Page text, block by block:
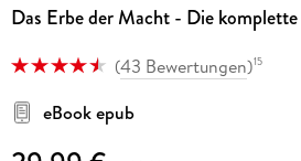
Das Erbe der Macht - Die
(43 Bewertungen)15
eBook epub